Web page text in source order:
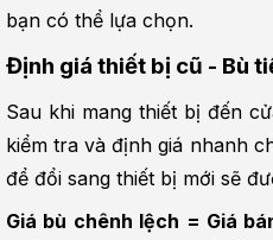
bạn có thể lựa chọn.
Định giá thiết bị cũ - Bù
Sau khi mang thiết bị đến
kiểm tra và định giá nhanh
để đổi sang thiết bị mới sẽ
Giá bù chênh lệch = Giá